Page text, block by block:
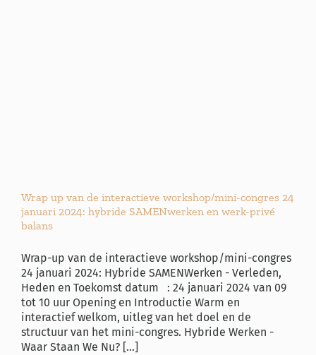
Wrap up van de interactieve workshop/mini-congres 24
januari 2024: hybride SAMENwerken en werk-privé
balans
Wrap-up van de interactieve workshop/mini-congres
24 januari 2024: Hybride SAMENWerken - Verleden,
Heden en Toekomst datum : 24 januari 2024 van 09
tot 10 uur Opening en Introductie Warm en
interactief welkom, uitleg van het doel en de
structuur van het mini-congres. Hybride Werken -
Waar Staan We Nu? [...]